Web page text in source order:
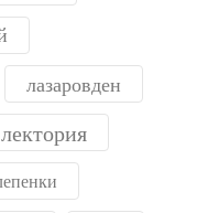
лазаровден
лектория